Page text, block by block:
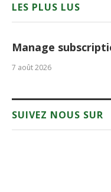
LES PLUS LUS
Manage
7 août 2026
SUIVEZ NOUS SUR